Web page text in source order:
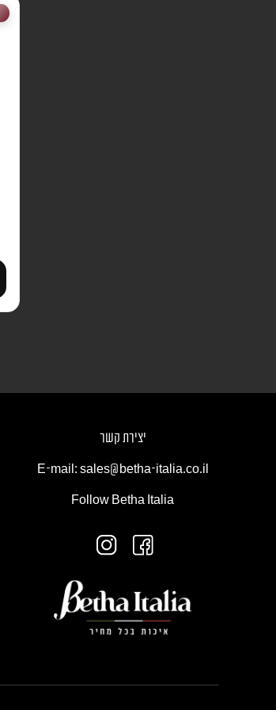
יצירת קשר
E-mail: sales@betha-italia.co.il
Follow Betha Italia